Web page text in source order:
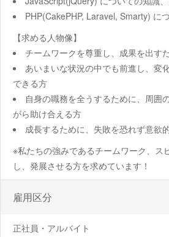
PHP(CakePHP, Laravel, Smarty) に
【求める人物像】
チームワークを尊重し、成果を出す
あいまいな状況の中でも前進し、変
できる方
自身の職務を全うするために、周囲
がら助け合える方
成長するために、失敗を恐れず意欲
※私たちの強みであるチームワーク、ス
し、発展させる方を求めています！
雇用区分
正社員・アルバイト